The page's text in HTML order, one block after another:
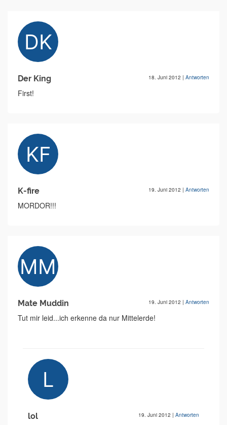
Der King 18. Juni 2012 | Antworten
First!
K-fire 19. Juni 2012 | Antworten
MORDOR!!!
Mate Muddin 19. Juni 2012 | Antworten
Tut mir leid...ich erkenne da nur Mittelerde!
lol 19. Juni 2012 | Antworten